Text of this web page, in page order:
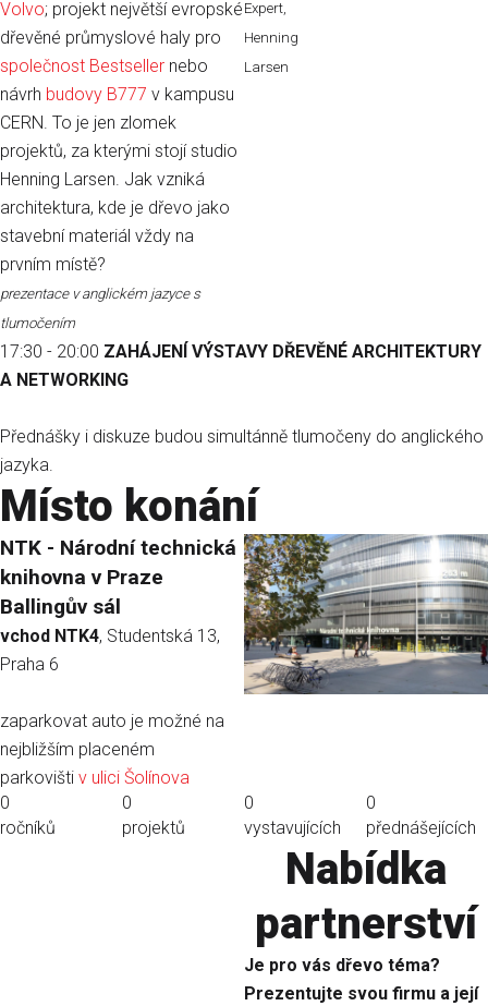
Volvo; projekt největší evropské
dřevěné průmyslové haly pro
společnost Bestseller nebo
návrh budovy B777 v kampusu
CERN. To je jen zlomek
projektů, za kterými stojí studio
Henning Larsen. Jak vzniká
architektura, kde je dřevo jako
stavební materiál vždy na
prvním místě?
prezentace v anglickém jazyce s
tlumočením
Expert,
Henning
Larsen
17:30 - 20:00 ZAHÁJENÍ VÝSTAVY DŘEVĚNÉ ARCHITEKTURY
A NETWORKING
Přednášky i diskuze budou simultánně tlumočeny do anglického
jazyka.
Místo konání
NTK - Národní technická
knihovna v Praze
Ballingův sál
vchod NTK4, Studentská 13,
Praha 6
zaparkovat auto je možné na
nejbližším placeném
parkovišti v ulici Šolínova
0
ročníků
0
projektů
0
vystavujících
0
přednášejících
Nabídka
partnerství
Je pro vás dřevo téma?
Prezentujte svou firmu a její